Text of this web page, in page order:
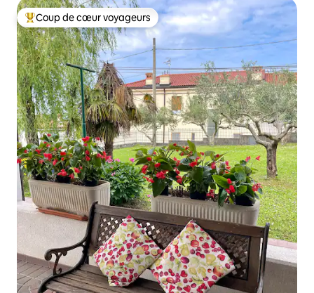
Coups de cœur voyageurs les plus appréciés
Coup de cœur voyageurs